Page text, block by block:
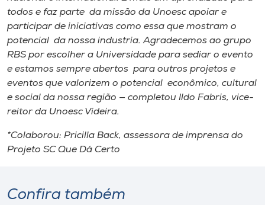
todos e faz parte da missão da Unoesc apoiar e
participar de iniciativas como essa que mostram o
potencial da nossa industria. Agradecemos ao grupo
RBS por escolher a Universidade para sediar o evento
e estamos sempre abertos para outros projetos e
eventos que valorizem o potencial econômico, cultural
e social da nossa região — completou Ildo Fabris, vice-
reitor da Unoesc Videira.
*Colaborou: Pricilla Back, assessora de imprensa do
Projeto SC Que Dá Certo
Confira também